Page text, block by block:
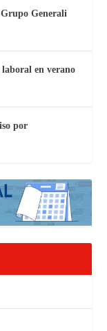
Generali
en verano
por